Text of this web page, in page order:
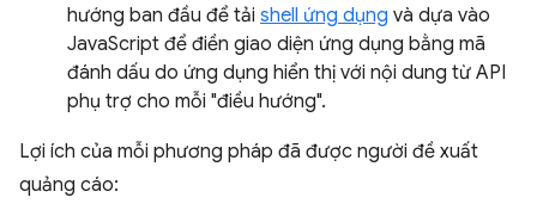
hướng ban đầu để tải shell ứng dụng và dựa vào
JavaScript để điền giao diện ứng dụng bằng mã
đánh dấu do ứng dụng hiển thị với nội dung từ API
phụ trợ cho mỗi "điều hướng".
Lợi ích của mỗi phương pháp đã được người đề xuất
quảng cáo: